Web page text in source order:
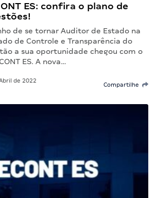
ES: confira o plano de
de se tornar Auditor de Estado na
de Controle e Transparência do
a sua oportunidade chegou com o
ES. A nova…
de 2022
Compartilhe